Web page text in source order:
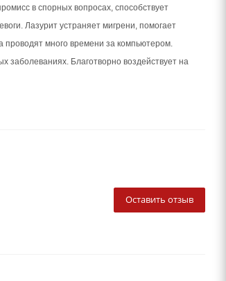
в спорных вопросах, способствует
Лазурит устраняет мигрени, помогает
много времени за компьютером.
заболеваниях. Благотворно воздействует на
Оставить отзыв